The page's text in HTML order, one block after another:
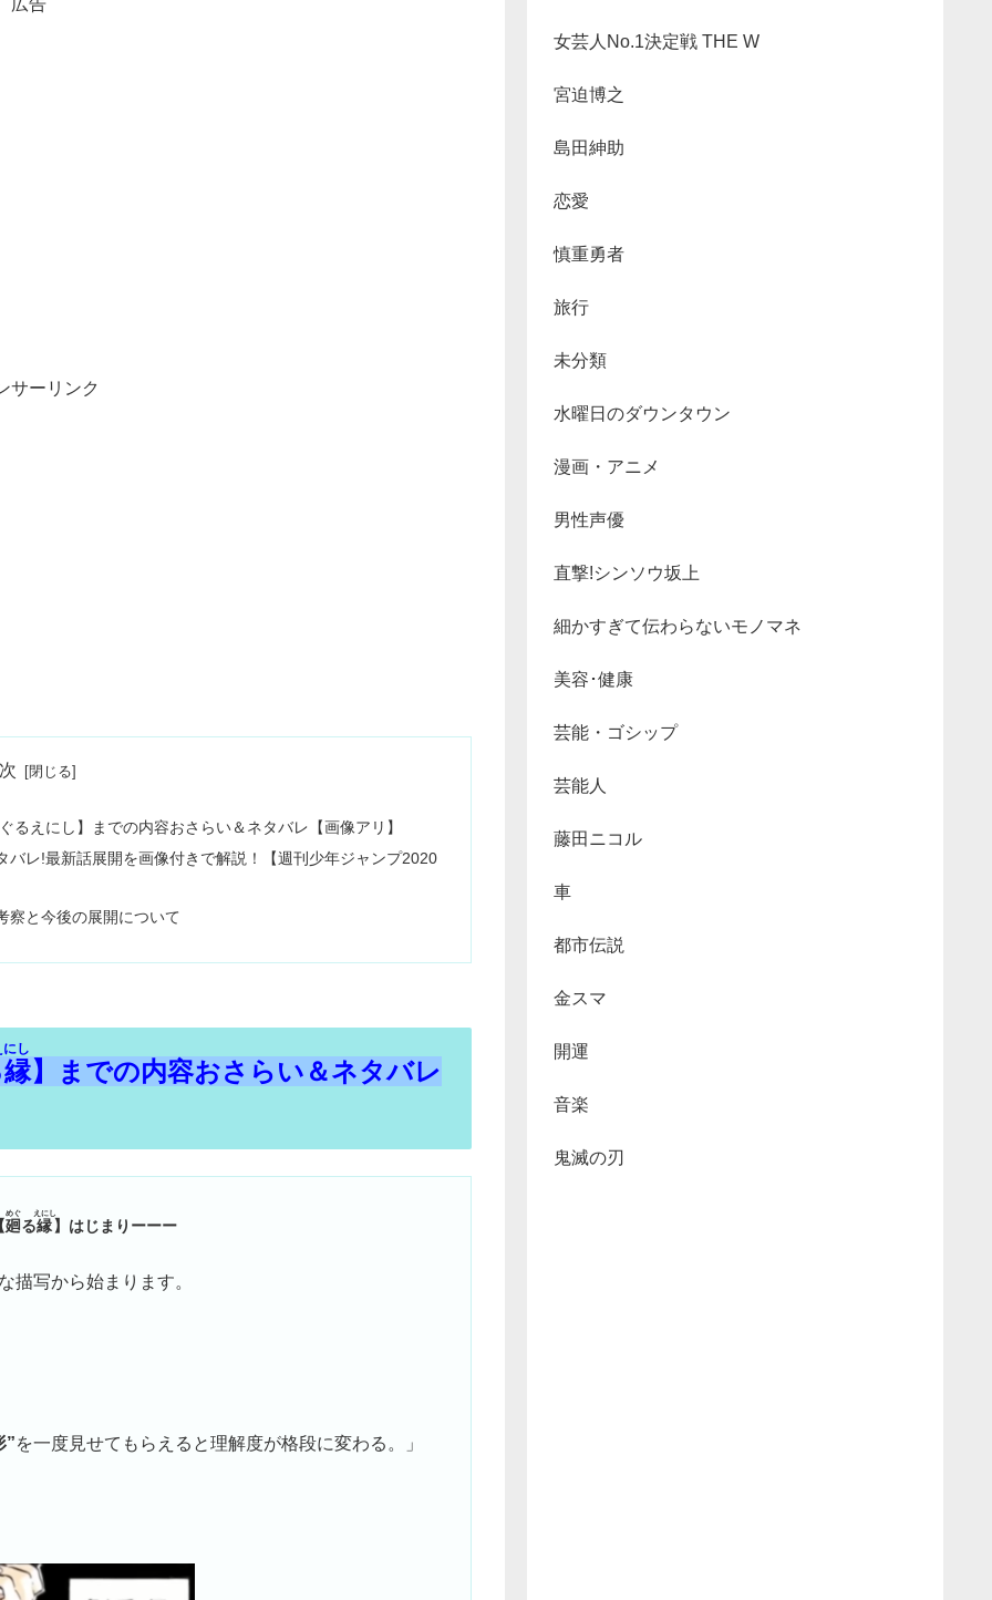
サーリンク
えにし】までの内容おさらい＆ネタバレ【画像アリ】
バレ!最新話展開を画像付きで解説！【週刊少年ジャンプ2020
察と今後の展開について
し
】 までの内容おさらい＆ネタバレ
廻
めぐ
る縁
えにし
】はじまりーーー
描写から始まります。
”を一度見せてもらえると理解度が格段に変わる。」
女芸人No.1決定戦 THE W
宮迫博之
島田紳助
恋愛
慎重勇者
旅行
未分類
水曜日のダウンタウン
漫画・アニメ
男性声優
直撃!シンソウ坂上
細かすぎて伝わらないモノマネ
美容･健康
芸能・ゴシップ
芸能人
藤田ニコル
車
都市伝説
金スマ
開運
音楽
鬼滅の刃